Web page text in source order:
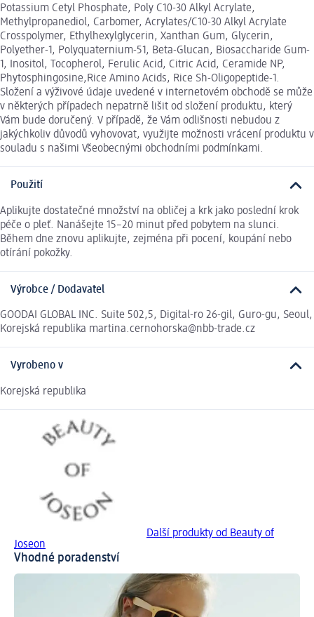
Potassium Cetyl Phosphate, Poly C10-30 Alkyl Acrylate,
Methylpropanediol, Carbomer, Acrylates/C10-30 Alkyl Acrylate
Crosspolymer, Ethylhexylglycerin, Xanthan Gum, Glycerin,
Polyether-1, Polyquaternium-51, Beta-Glucan, Biosaccharide Gum-
1, Inositol, Tocopherol, Ferulic Acid, Citric Acid, Ceramide NP,
Phytosphingosine,Rice Amino Acids, Rice Sh-Oligopeptide-1.
Složení a výživové údaje uvedené v internetovém obchodě se může
v některých případech nepatrně lišit od složení produktu, který
Vám bude doručený. V případě, že Vám odlišnosti nebudou z
jakýchkoliv důvodů vyhovovat, využijte možnosti vrácení produktu v
souladu s našimi Všeobecnými obchodními podmínkami.
Použití
Aplikujte dostatečné množství na obličej a krk jako poslední krok
péče o pleť. Nanášejte 15–20 minut před pobytem na slunci.
Během dne znovu aplikujte, zejména při pocení, koupání nebo
otírání pokožky.
Výrobce / Dodavatel
GOODAI GLOBAL INC. Suite 502,5, Digital-ro 26-gil, Guro-gu, Seoul,
Korejská republika martina.cernohorska@nbb-trade.cz
Vyrobeno v
Korejská republika
Další produkty od Beauty of
Joseon
Vhodné poradenství